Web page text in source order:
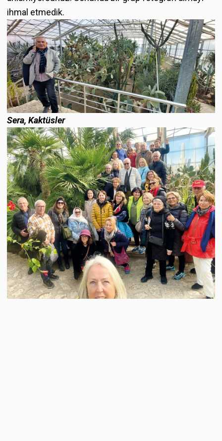
ihmal etmedik.
Sera, Kaktüsler